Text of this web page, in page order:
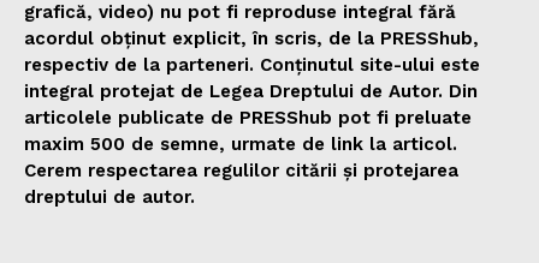
grafică, video) nu pot fi reproduse integral fără
acordul obținut explicit, în scris, de la PRESShub,
respectiv de la parteneri. Conținutul site-ului este
integral protejat de Legea Dreptului de Autor. Din
articolele publicate de PRESShub pot fi preluate
maxim 500 de semne, urmate de link la articol.
Cerem respectarea regulilor citării și protejarea
dreptului de autor.